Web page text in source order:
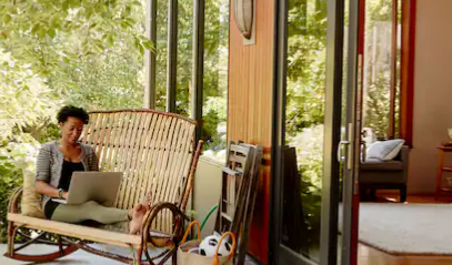
კლავიშები ზემოთ/ქვემოთ მიმართული ისრებით ან